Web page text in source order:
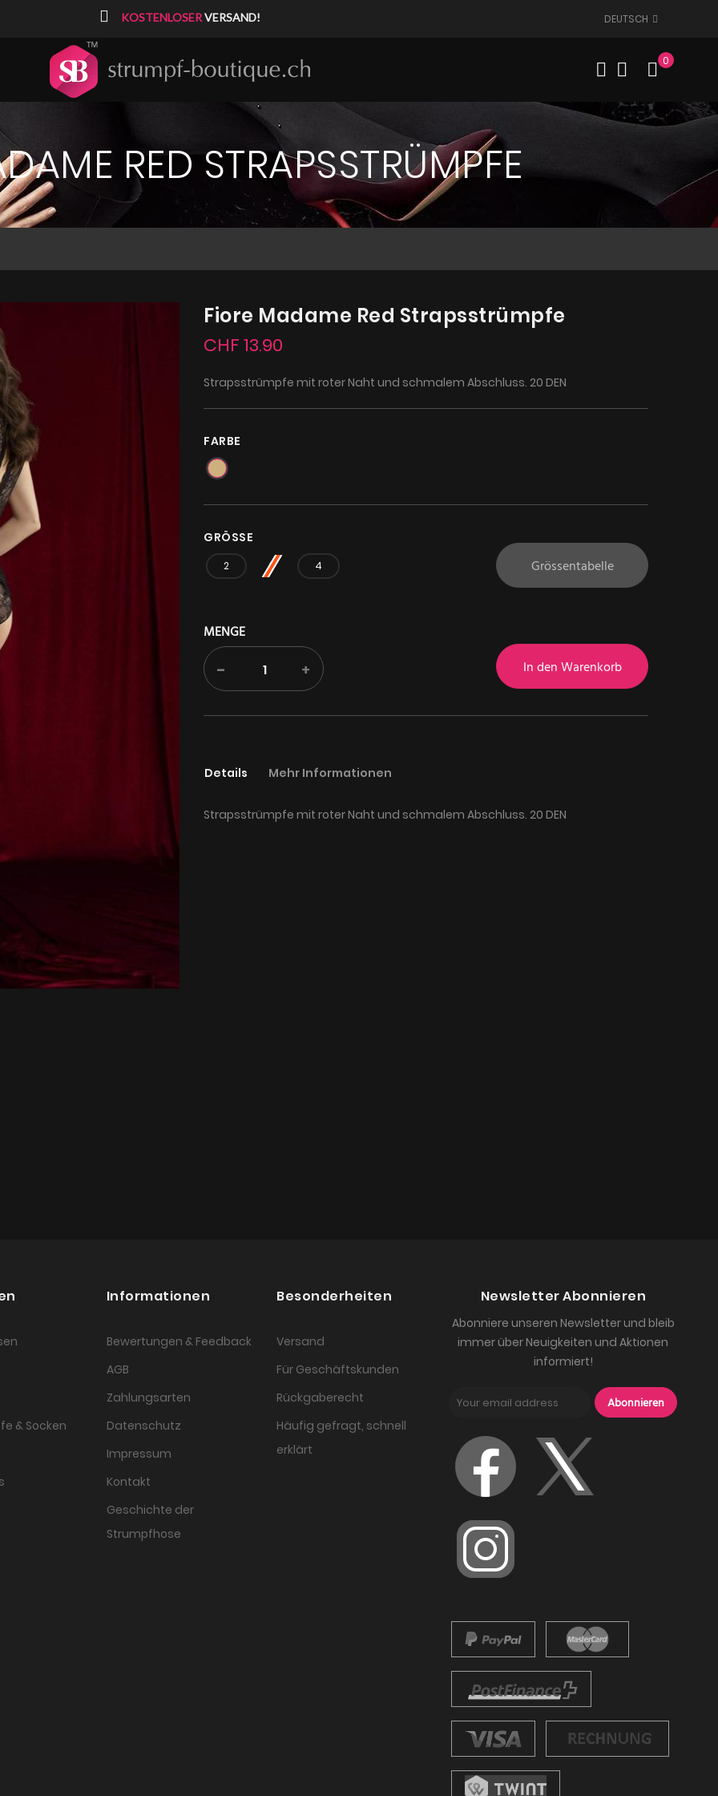
KOSTENLOSERVERSAND! DEUTSCH
0
RED STRAPSSTRÜMPFE
Fiore Madame Red Strapsstrümpfe
CHF 13.90
Strapsstrümpfe mit roter Naht und schmalem Abschluss. 20 DEN
FARBE
GRÖSSE
2 3 4 Grössentabelle
MENGE
- + In den Warenkorb
Details
Strapsstrümpfe mit roter Naht und schmalem Abschluss. 20 DEN
Mehr Informationen
& Socken
Informationen
Bewertungen & Feedback
AGB
Zahlungsarten
Datenschutz
Impressum
Kontakt
Geschichte der
Strumpfhose
Besonderheiten
Versand
Für Geschäftskunden
Rückgaberecht
Häufig gefragt, schnell
erklärt
Newsletter Abonnieren
Abonniere unseren Newsletter und bleib
immer über Neuigkeiten und Aktionen
informiert!
Abonnieren